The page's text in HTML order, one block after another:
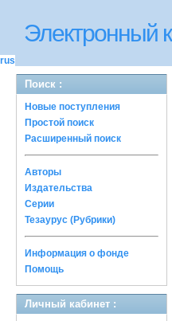
Электронный
rus
Поиск :
Новые поступления
Простой поиск
Расширенный поиск
Авторы
Издательства
Серии
Тезаурус (Рубрики)
Информация о фонде
Помощь
Личный кабинет :